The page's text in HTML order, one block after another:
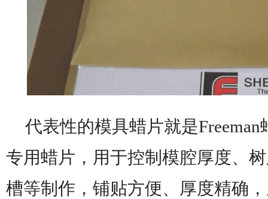
代表性的模具蜡片就是
专用蜡片， 用于控制模腔厚度、
槽等制作，铺贴方便、厚度精确，